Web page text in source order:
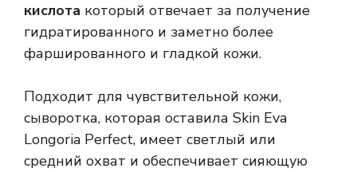
кислота который отвечает за получение
гидратированного и заметно более
фаршированного и гладкой кожи.
Подходит для чувствительной кожи,
сыворотка, которая оставила Skin Eva
Longoria Perfect, имеет светлый или
средний охват и обеспечивает сияющую